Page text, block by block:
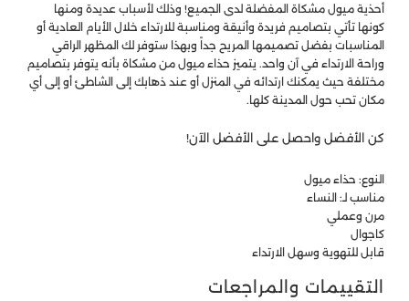
أحذية ميول مشكاة المفضلة لدى الجميع! وذلك لأسباب عديدة ومنها
كونها تأتي بتصاميم فريدة وأنيقة ومناسبة للارتداء خلال الأيام العادية أو
المناسبات بفضل تصميمها المريح جداً وبهذا ستوفر لك المظهر الراقي
وراحة الارتداء في آن واحد. يتميز حذاء ميول من مشكاة بأنه يتوفر بتصاميم
مختلفة حيث يمكنك ارتدائه في المنزل أو عند ذهابك إلى الشاطئ أو إلى أي
مكان تحب حول المدينة كلها.
كن الأفضل واحصل على الأفضل الآن!
النوع: حذاء ميول
مناسب لـ: النساء
مرن وعملي
كاجوال
قابل للتهوية وسهل الارتداء
التقييمات والمراجعات